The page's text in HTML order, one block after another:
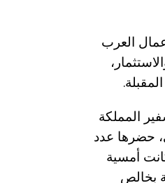
العرب
المملكة
حضرها عدد
أمسية
بخالص